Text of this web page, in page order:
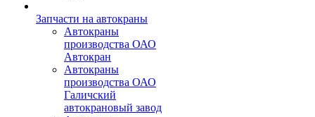
Запчасти на автокраны
Автокраны
производства ОАО
Автокран
Автокраны
производства ОАО
Галичский
автокрановый завод